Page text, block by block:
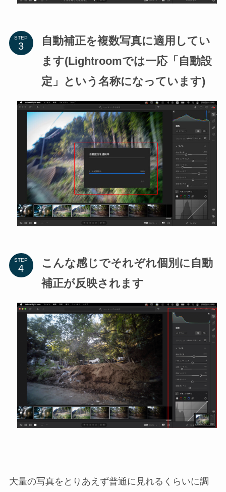
STEP
自動補正を複数写真に適用してい
ます(Lightroomでは一応「自動設
定」という名称になっています)
STEP
こんな感じでそれぞれ個別に自動
補正が反映されます
大量の写真をとりあえず普通に見れるくらいに調